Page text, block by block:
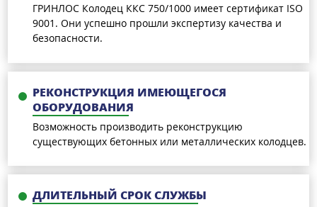
ГРИНЛОС Колодец ККС 750/1000 имеет сертификат ISO
9001. Они успешно прошли экспертизу качества и
безопасности.
РЕКОНСТРУКЦИЯ ИМЕЮЩЕГОСЯ
ОБОРУДОВАНИЯ
Возможность производить реконструкцию
существующих бетонных или металлических колодцев.
ДЛИТЕЛЬНЫЙ СРОК СЛУЖБЫ